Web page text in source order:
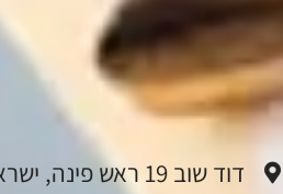
דוד שוב 19 ראש פינה, ישראל.